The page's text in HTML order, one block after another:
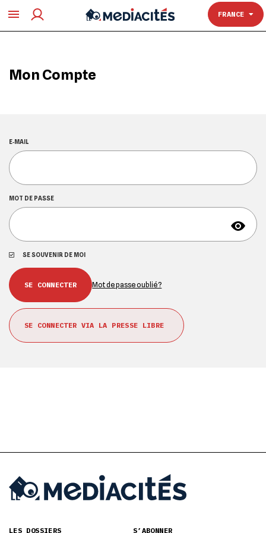
FRANCE
TOULOUSE
Mon Compte
E‑MAIL
MOT DE PASSE
SE SOUVENIR DE MOI
Mot de passe oublié ?
SE CONNECTER VIA LA PRESSE LIBRE
LES DOSSIERS S’ABONNER